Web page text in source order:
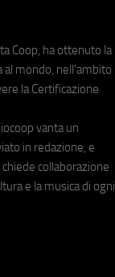
Coop, ha ottenuto la
al mondo, nell'ambito
la Certificazione
vanta un
in redazione, e
collaborazione
e la musica di ogni